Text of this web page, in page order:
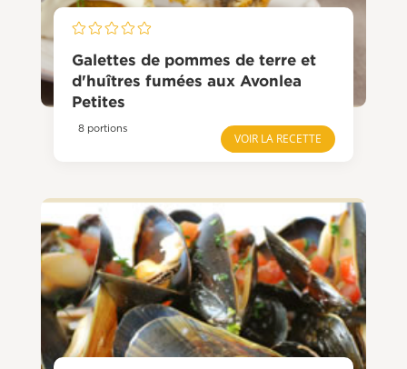
Galettes de pommes de terre et
d'huîtres fumées aux Avonlea
Petites
8 portions
VOIR LA RECETTE